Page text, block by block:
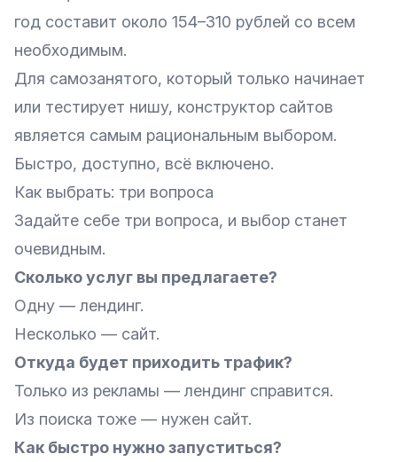
год составит около 154–310 рублей со всем
необходимым.
Для самозанятого, который только начинает
или тестирует нишу, конструктор сайтов
является самым рациональным выбором.
Быстро, доступно, всё включено.
Как выбрать: три вопроса
Задайте себе три вопроса, и выбор станет
очевидным.
Сколько услуг вы предлагаете?
Одну — лендинг.
Несколько — сайт.
Откуда будет приходить трафик?
Только из рекламы — лендинг справится.
Из поиска тоже — нужен сайт.
Как быстро нужно запуститься?